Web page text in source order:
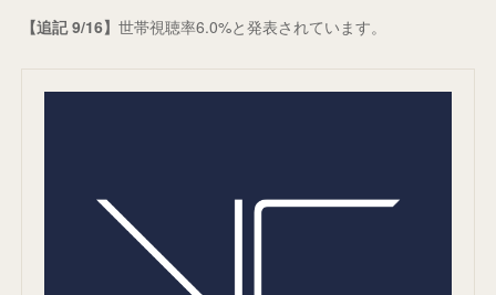
【追記 9/16】 世帯視聴率6.0%と発表されています。